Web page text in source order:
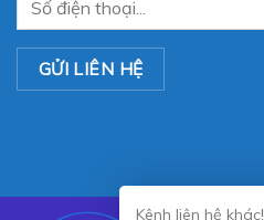
Kênh liên hệ khác!